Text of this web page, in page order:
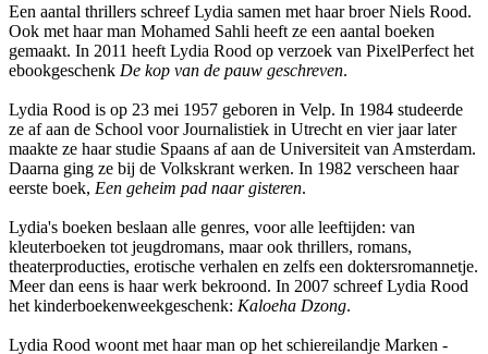
Een aantal thrillers schreef Lydia samen met haar broer Niels Rood.
Ook met haar man Mohamed Sahli heeft ze een aantal boeken
gemaakt. In 2011 heeft Lydia Rood op verzoek van PixelPerfect het
ebookgeschenk De kop van de pauw geschreven.
Lydia Rood is op 23 mei 1957 geboren in Velp. In 1984 studeerde
ze af aan de School voor Journalistiek in Utrecht en vier jaar later
maakte ze haar studie Spaans af aan de Universiteit van Amsterdam.
Daarna ging ze bij de Volkskrant werken. In 1982 verscheen haar
eerste boek, Een geheim pad naar gisteren.
Lydia's boeken beslaan alle genres, voor alle leeftijden: van
kleuterboeken tot jeugdromans, maar ook thrillers, romans,
theaterproducties, erotische verhalen en zelfs een doktersromannetje.
Meer dan eens is haar werk bekroond. In 2007 schreef Lydia Rood
het kinderboekenweekgeschenk: Kaloeha Dzong.
Lydia Rood woont met haar man op het schiereilandje Marken -